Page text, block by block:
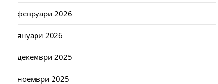
февруари 2026
януари 2026
декември 2025
ноември 2025